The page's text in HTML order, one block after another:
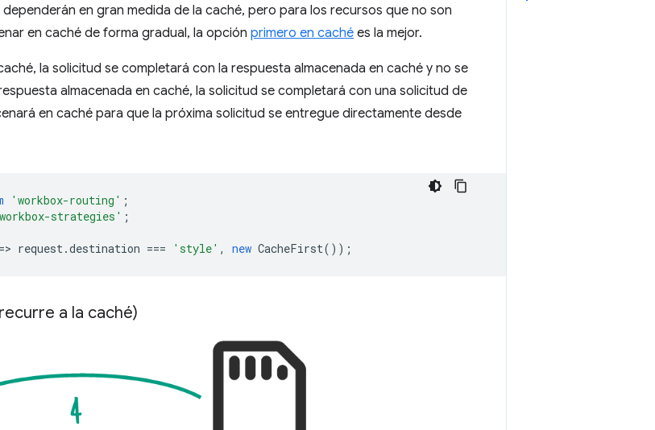
en gran medida de la caché, pero para los recursos que no son
en caché de forma gradual, la opción primero en caché es la mejor.
la solicitud se completará con la respuesta almacenada en caché y no se
almacenada en caché, la solicitud se completará con una solicitud de
en caché para que la próxima solicitud se entregue directamente desde
'workbox-routing' ;
strategies' ;
=> request.destination === 'style' , new CacheFirst());
a la caché)